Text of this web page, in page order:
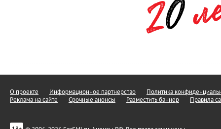
О проекте Информационное партнерство
Политика
Реклама на сайте
Срочные анонсы Разместить баннер Правила